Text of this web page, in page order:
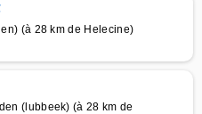
(à 28 km de Helecine)
(lubbeek) (à 28 km de